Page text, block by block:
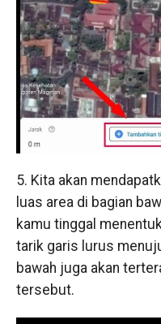
5. Kita akan
luas area di bagian
kamu tinggal
tarik garis lurus
bawah juga akan
tersebut.